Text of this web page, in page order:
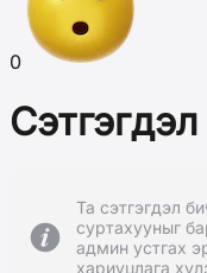
0
Та сэтгэгдэл
суртахууныг
админ устгах
хариуцлага